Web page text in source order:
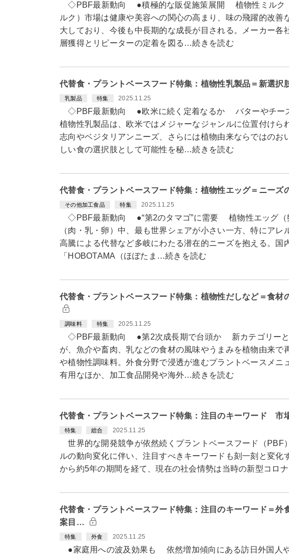
◇PBF最新動向 ●積極的な販促施策展開 植物性ミルク（
ルク）市場は健康や美容への関心の高まり、味の飛躍的改善
大しており、今後も中長期的な成長が目される。メーカー各
層獲得とリピーターの定着を図る…続きを読む
代替食・プラントベースフード特集：植物性乳製品＝新選択
乳製品 特集 2025.11.25
◇PBF最新動向 ●欧米に続く定着なるか バターやチー
植物性乳製品は、欧米ではメジャーなジャンルに位置付けら
志向やベジタリアンニーズ、さらには植物由来ならではのお
しい食の選択肢として可能性を秘…続きを読む
代替食・プラントベースフード特集：植物性エッグ＝ニーズ
その他加工食品 特集 2025.11.25
◇PBF最新動向 ●“第2のタマゴ”に需要 植物性エッグ（
（肉・乳・卵）中、最も世界シェアが小さい一方、特にアレ
高騰による代替など多岐にわたる潜在的ニーズを抱える。国
「HOBOTAMA（ほぼたま…続きを読む
代替食・プラントベースフード特集：植物性だしなど＝食材
調味料 特集 2025.11.25
◇PBF最新動向 ●第2次成長期で台頭か 新カテゴリーと
が、魚介や畜肉、乳などの食材の風味やうまみを植物由来で
や植物性調味料。外食分野で浸透が進むプラントベースメニ
有用なほか、加工食品開発や海外…続きを読む
代替食・プラントベースフード特集：注目のキーワード 市
特集 総合 2025.11.25
世界的な開発競争が依然続くプラントベースフード（PBF
ルの動向変化に伴い、注目すべきキーワードも刻一刻と変化
から約5年の期間を経て、現在の社会情勢は当時の新型コロ
代替食・プラントベースフード特集：注目のキーワード＝
案目…
特集 外食 2025.11.25
●家庭用への波及効果も 依然増加傾向にある訪日外国人